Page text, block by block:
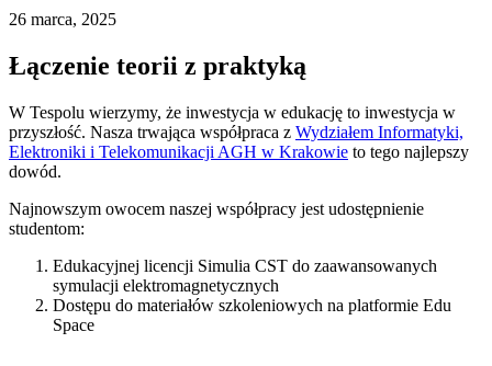
26 marca, 2025
Łączenie teorii z praktyką
W Tespolu wierzymy, że inwestycja w edukację to inwestycja w
przyszłość. Nasza trwająca współpraca z Wydziałem Informatyki,
Elektroniki i Telekomunikacji AGH w Krakowie to tego najlepszy
dowód.
Najnowszym owocem naszej współpracy jest udostępnienie
studentom:
Edukacyjnej licencji Simulia CST do zaawansowanych
symulacji elektromagnetycznych
Dostępu do materiałów szkoleniowych na platformie Edu
Space